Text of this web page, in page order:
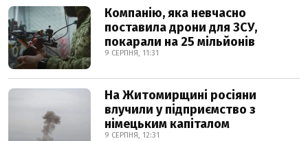
Компанію, яка невчасно
поставила дрони для ЗСУ,
покарали на 25 мільйонів
9 СЕРПНЯ, 11:31
На Житомирщині росіяни
влучили у підприємство з
німецьким капіталом
9 СЕРПНЯ, 12:31